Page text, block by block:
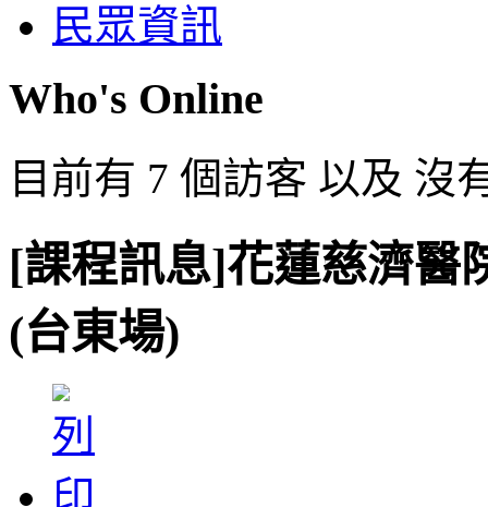
民眾資訊
Who's Online
目前有 7 個訪客 以及 沒
[課程訊息]花蓮慈濟醫
(台東場)